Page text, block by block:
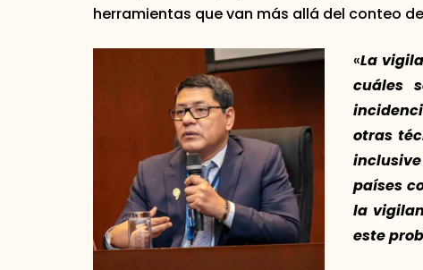
herramientas que van más allá del conteo
«La
cuáles
otras
países
la
este